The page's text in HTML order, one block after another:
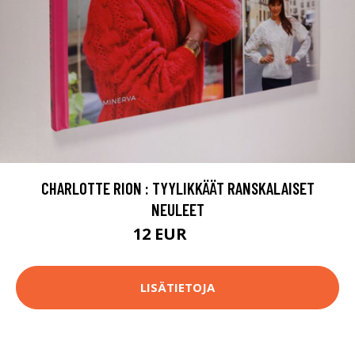
CHARLOTTE RION : TYYLIKKÄÄT RANSKALAISET
NEULEET
12 EUR
LISÄTIETOJA